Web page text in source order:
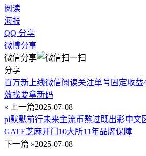
阅读
海报
QQ 分享
微博分享
微信分享
分享
百万新上线微信阅读关注单号固定收益
效找要拿新码
« 上一篇2025-07-08
pi默默前行未来主流币熬过既出彩中文
GATE芝麻开门10大所11年品牌保障
下一篇 »2025-07-08